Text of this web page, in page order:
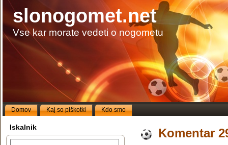
slonogomet.net
Vse kar morate vedeti o nogometu
Domov Kaj so piškotki Kdo smo
Iskalnik Komentar